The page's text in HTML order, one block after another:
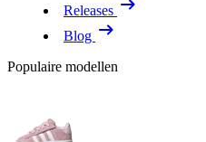
Releases
Blog
Populaire modellen